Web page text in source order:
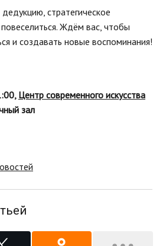
стратегическое
Ждём вас, чтобы
и создавать новые воспоминания!
Центр современного искусства
зал